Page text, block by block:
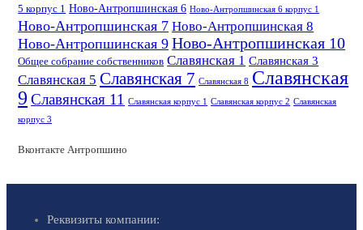
5 корпус 1 Ново-Антропшинская 6 Ново-Антропшинская 6 корпус 1
Ново-Антропшинская 7 Ново-Антропшинская 8
Ново-Антропшинская 9 Ново-Антропшинская 10
Общее собрание собственников Славянская 1 Славянская 3
Славянская 5 Славянская 7 Славянская 8 Славянская
9 Славянская 11 Славянская корпус 1 Славянская корпус 2 Славянская
корпус 3
Вконтакте Антропшино
Реквизиты компании: